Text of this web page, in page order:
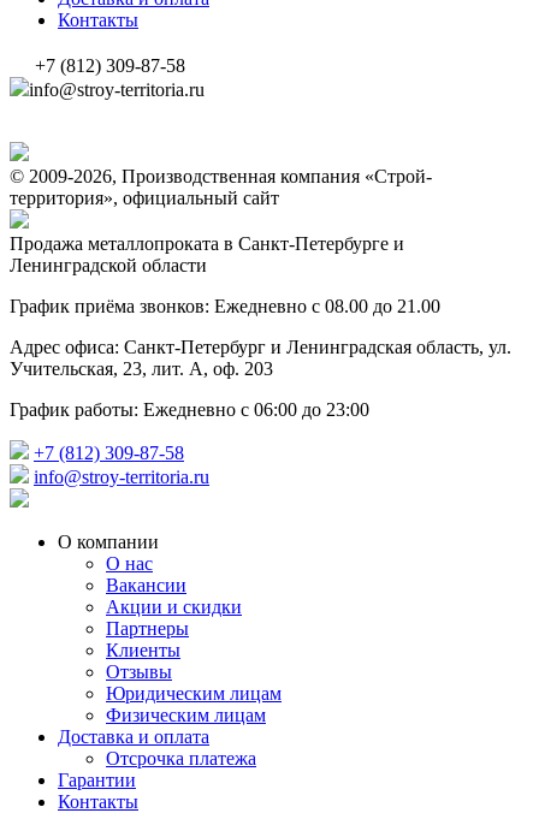
Контакты
+7 (812) 309-87-58
info@stroy-territoria.ru
© 2009-2026, Производственная компания «Строй-
территория», официальный сайт
Продажа металлопроката в Санкт-Петербурге и
Ленинградской области
График приёма звонков: Ежедневно с 08.00 до 21.00
Адрес офиса: Санкт-Петербург и Ленинградская область, ул.
Учительская, 23, лит. А, оф. 203
График работы: Ежедневно с 06:00 до 23:00
+7 (812) 309-87-58
info@stroy-territoria.ru
О компании
О нас
Вакансии
Акции и скидки
Партнеры
Клиенты
Отзывы
Юридическим лицам
Физическим лицам
Доставка и оплата
Отсрочка платежа
Гарантии
Контакты